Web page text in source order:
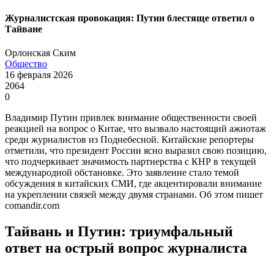
Журналистская провокация: Путин блестяще ответил о
Тайване
Орлонская Ским
Общество
16 февраля 2026
2064
0
Владимир Путин привлек внимание общественности своей
реакцией на вопрос о Китае, что вызвало настоящий ажиотаж
среди журналистов из Поднебесной. Китайские репортеры
отметили, что президент России ясно выразил свою позицию,
что подчеркивает значимость партнерства с КНР в текущей
международной обстановке. Это заявление стало темой
обсуждения в китайских СМИ, где акцентировали внимание
на укреплении связей между двумя странами. Об этом пишет
comandir.com
Тайвань и Путин: триумфальный
ответ на острый вопрос журналиста